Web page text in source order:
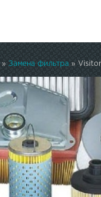
»Замена фильтра »